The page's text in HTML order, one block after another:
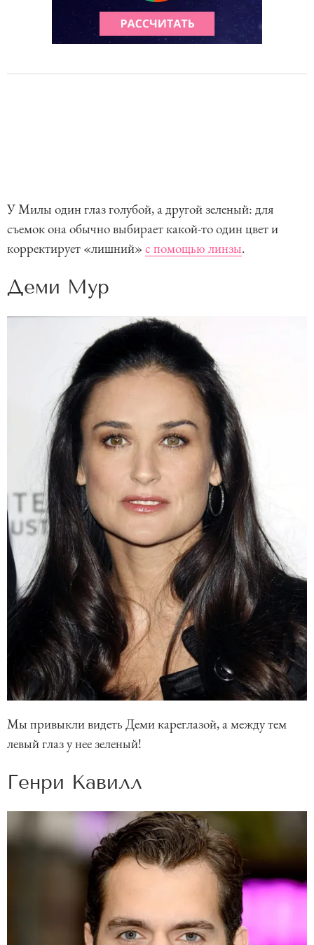
У Милы один глаз голубой, а другой зеленый: для
съемок она обычно выбирает какой-то один цвет и
корректирует «лишний» с помощью линзы.
Деми Мур
Мы привыкли видеть Деми кареглазой, а между тем
левый глаз у нее зеленый!
Генри Кавилл